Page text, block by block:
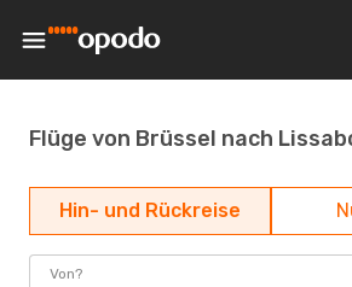
Flüge von Brüssel nach
Hin- und Rückreise
Von?